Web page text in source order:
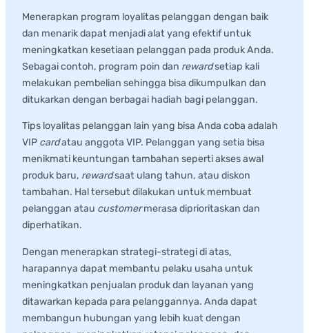
Menerapkan program loyalitas pelanggan dengan baik
dan menarik dapat menjadi alat yang efektif untuk
meningkatkan kesetiaan pelanggan pada produk Anda.
Sebagai contoh, program poin dan rewardsetiap kali
melakukan pembelian sehingga bisa dikumpulkan dan
ditukarkan dengan berbagai hadiah bagi pelanggan.
Tips loyalitas pelanggan lain yang bisa Anda coba adalah
VIP cardatau anggota VIP. Pelanggan yang setia bisa
menikmati keuntungan tambahan seperti akses awal
produk baru, rewardsaat ulang tahun, atau diskon
tambahan. Hal tersebut dilakukan untuk membuat
pelanggan atau customermerasa diprioritaskan dan
diperhatikan.
Dengan menerapkan strategi-strategi di atas,
harapannya dapat membantu pelaku usaha untuk
meningkatkan penjualan produk dan layanan yang
ditawarkan kepada para pelanggannya. Anda dapat
membangun hubungan yang lebih kuat dengan